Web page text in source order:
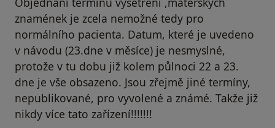
znamének je zcela nemožné tedy pro
normálního pacienta. Datum, které je uvedeno
v návodu (23.dne v měsíce) je nesmyslné,
protože v tu dobu již kolem půlnoci 22 a 23.
dne je vše obsazeno. Jsou zřejmě jiné termíny,
nepublikované, pro vyvolené a známé. Takže již
nikdy více tato zařízení!!!!!!!